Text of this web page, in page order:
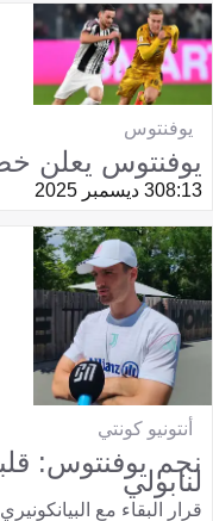
يوفنتوس
يوفنتوس يعلن
08:133 ديسمبر 2025
أنتونيو كونتي
نجم يوفنتوس:
لنابولي
قرار البقاء مع